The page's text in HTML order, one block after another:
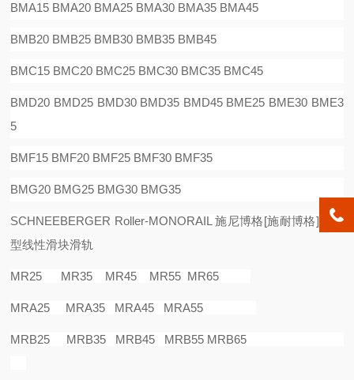
BMA15 BMA20 BMA25 BMA30 BMA35 BMA45
BMB20 BMB25 BMB30 BMB35 BMB45
BMC15 BMC20 BMC25 BMC30 BMC35 BMC45
BMD20 BMD25 BMD30 BMD35 BMD45 BME25 BME30 BME3
5
BMF15 BMF20 BMF25 BMF30 BMF35
BMG20 BMG25 BMG30 BMG35
SCHNEEBERGER Roller-MONORAIL施尼博格[施耐博格] 滚柱
型线性滑块滑轨
MR25 MR35 MR45 MR55 MR65
MRA25 MRA35 MRA45 MRA55
MRB25 MRB35 MRB45 MRB55 MRB65